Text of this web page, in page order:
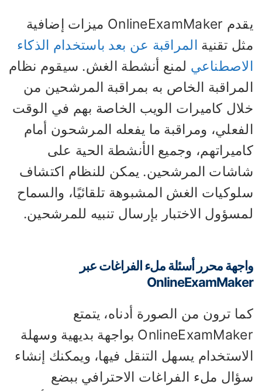
يقدم OnlineExamMaker ميزات إضافية
تقنيةالمراقبة عن بعد باستخدام الذكاء
لمنع أنشطة الغش. سيقوم نظام
الخاص به بمراقبة المرشحين من
كاميرات الويب الخاصة بهم في الوقت
ومراقبة ما يفعله المرشحون أمام
وجميع الأنشطة الحية على
المرشحين. يمكن للنظام اكتشاف
الغش المشبوهة تلقائيًا، والسماح
الاختبار بإرسال تنبيه للمرشحين.
محرر أسئلة ملء الفراغات عبر
ترون من الصورة أدناه، يتمتع
OnlineExamMaker بواجهة بديهية وسهلة
يسهل التنقل فيها، ويمكنك إنشاء
ملء الفراغات الاحترافي ببضع